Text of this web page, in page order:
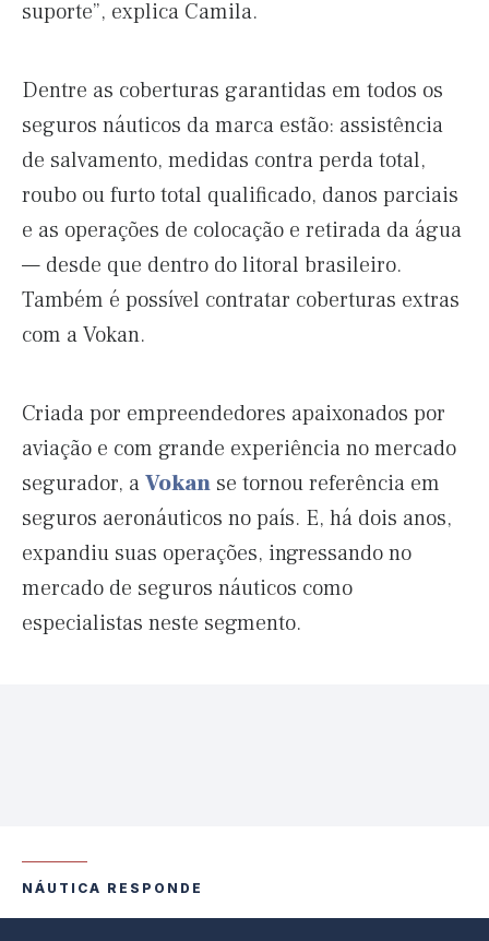
suporte”, explica Camila.
Dentre as coberturas garantidas em todos os
seguros náuticos da marca estão: assistência
de salvamento, medidas contra perda total,
roubo ou furto total qualificado, danos parciais
e as operações de colocação e retirada da água
— desde que dentro do litoral brasileiro.
Também é possível contratar coberturas extras
com a Vokan.
Criada por empreendedores apaixonados por
aviação e com grande experiência no mercado
segurador, aVokan se tornou referência em
seguros aeronáuticos no país. E, há dois anos,
expandiu suas operações, ingressando no
mercado de seguros náuticos como
especialistas neste segmento.
NÁUTICA RESPONDE